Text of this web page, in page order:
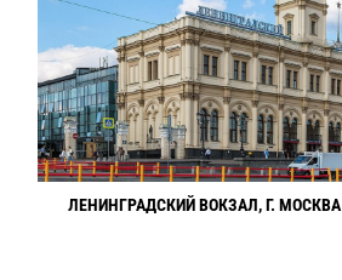
ЛЕНИНГРАДСКИЙ ВОКЗАЛ, Г. МОСКВА